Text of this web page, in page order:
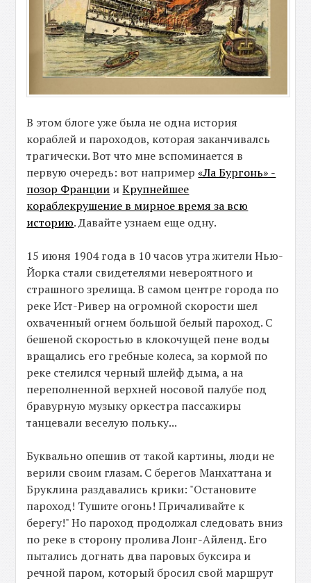
В этом блоге уже была не одна история
кораблей и пароходов, которая заканчивалсь
трагически. Вот что мне вспоминается в
первую очередь: вот например«Ла Бургонь» -
позор Франции иКрупнейшее
кораблекрушение в мирное время за всю
историю. Давайте узнаем еще одну.
15 июня 1904 года в 10 часов утра жители Нью-
Йорка стали свидетелями невероятного и
страшного зрелища. В самом центре города по
реке Ист-Ривер на огромной скорости шел
охваченный огнем большой белый пароход. С
бешеной скоростью в клокочущей пене воды
вращались его гребные колеса, за кормой по
реке стелился черный шлейф дыма, а на
переполненной верхней носовой палубе под
бравурную музыку оркестра пассажиры
танцевали веселую польку...
Буквально опешив от такой картины, люди не
верили своим глазам. С берегов Манхаттана и
Бруклина раздавались крики: "Остановите
пароход! Тушите огонь! Причаливайте к
берегу!" Но пароход продолжал следовать вниз
по реке в сторону пролива Лонг-Айленд. Его
пытались догнать два паровых буксира и
речной паром, который бросил свой маршрут